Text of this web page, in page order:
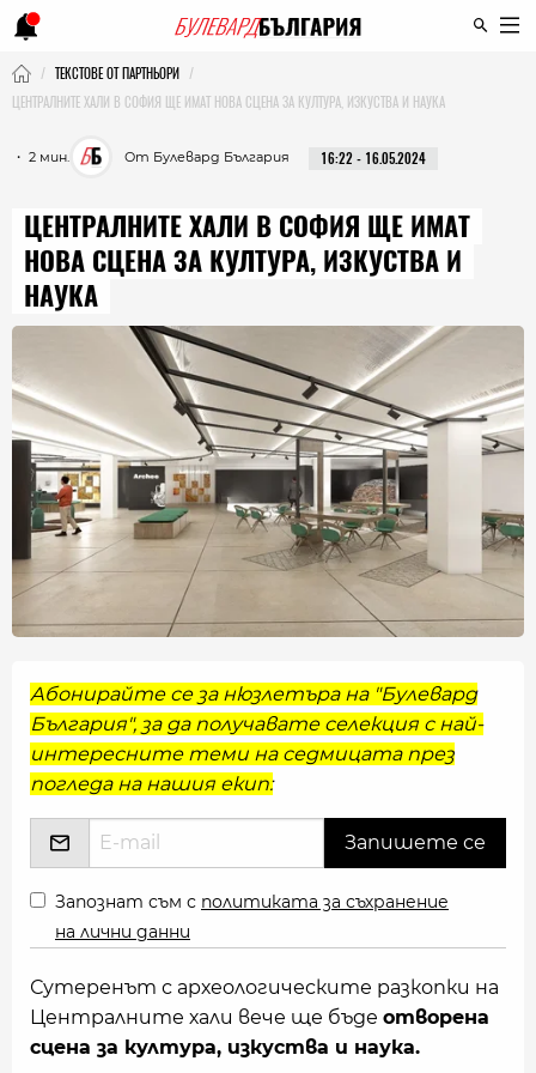
ТЕКСТОВЕ ОТ ПАРТНЬОРИ
ЦЕНТРАЛНИТЕ ХАЛИ В СОФИЯ ЩЕ ИМАТ НОВА СЦЕНА ЗА КУЛТУРА, ИЗКУСТВА И НАУКА
・ 2 мин. От Булевард България 16:22 - 16.05.2024
ЦЕНТРАЛНИТЕ ХАЛИ В СОФИЯ ЩЕ ИМАТ
НОВА СЦЕНА ЗА КУЛТУРА, ИЗКУСТВА И
НАУКА
Абонирайте се за нюзлетъра на "Булевард
България", за да получавате селекция с най-
интересните теми на седмицата през
погледа на нашия екип:
Запознат съм с политиката за съхранение
на лични данни
Сутеренът с археологическите разкопки на
Централните хали вече ще бъде отворена
сцена за култура, изкуства и наука.